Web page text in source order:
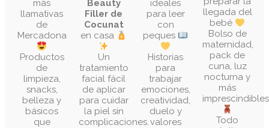
más
llamativas
de
Mercadona
Productos
de
limpieza,
snacks,
belleza y
básicos
que
Beauty
Filler de
Cocunat
en casa
Un
tratamiento
facial fácil
de aplicar
para cuidar
la piel sin
complicaciones.
ideales
para leer
con
peques
Historias
para
trabajar
emociones,
creatividad,
duelo y
valores
llegada del
bebé
Bolso de
maternidad,
pack de
cuna, luz
nocturna y
más
imprescindibles
Todo